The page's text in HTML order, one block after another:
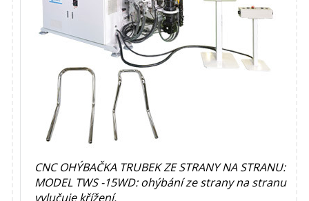
CNC OHÝBAČKA TRUBEK ZE STRANY NA STRANU:
MODEL TWS -15WD: ohýbání ze strany na stranu
vylučuje křížení.